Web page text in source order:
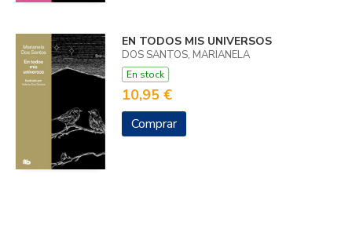
EN TODOS MIS UNIVERSOS
DOS SANTOS, MARIANELA
En stock
10,95 €
Comprar